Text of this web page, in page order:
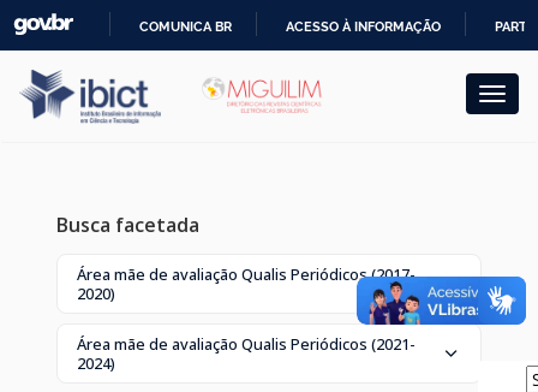
navigation
PARA
O
COMUNICA BR ACESSO À INFORMAÇÃO
Busca facetada
Área mãe de avaliação Qualis Periódicos (2017-
2020)
Área mãe de avaliação Qualis Periódicos (2021-
2024)